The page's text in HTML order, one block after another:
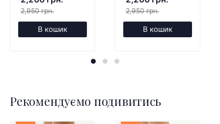
2,950 грн.
В кошик
2,950 грн.
В кошик
Рекомендуємо подивитись